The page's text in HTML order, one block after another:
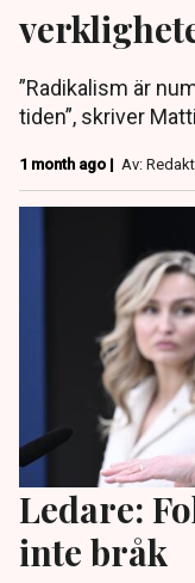
”Radikalism är
tiden”, skriver
1 month ago | Av:
Ledare:
inte bråk